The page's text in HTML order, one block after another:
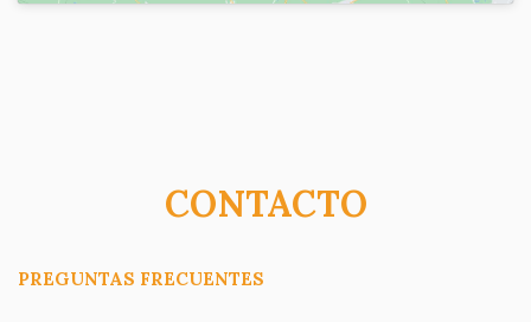
CONTACTO
PREGUNTAS FRECUENTES